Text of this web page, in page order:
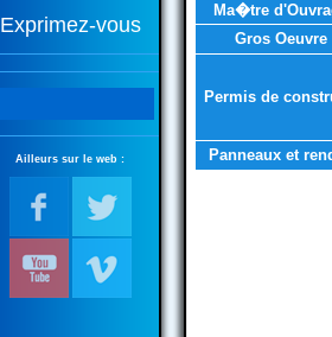
Exprimez-vous
Ailleurs sur le web :
Ma�tre
Gros Oeuvre
Permis de
Panneaux et